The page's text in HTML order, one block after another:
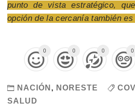
punto de vista estratégico,
opción de la cercanía también es
0 0 0 0
NACIÓN , NORESTE
SALUD